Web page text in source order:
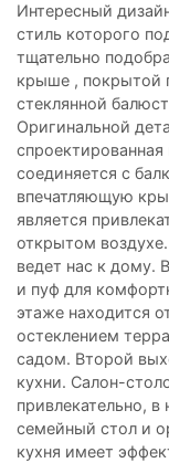
Интересный
стиль которого
тщательно
крыше , покрытой
стеклянной
Оригинальной
соединяется с
впечатляющую
является
открытом
ведет нас к дому.
и пуф для
этаже находится
остеклением
садом. Второй
кухни. Салон-
привлекательно,
семейный стол и
кухня имеет